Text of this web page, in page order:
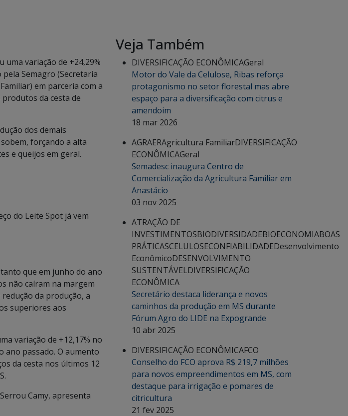
uma variação de +24,29%
Semagro (Secretaria
em parceria com a
produtos da cesta de
dos demais
forçando a alta
e queijos em geral.
do Leite Spot já vem
que em junho do ano
não caíram na margem
da produção, a
superiores aos
variação de +12,17% no
ano passado. O aumento
da cesta nos últimos 12
Camy, apresenta
Veja Também
DIVERSIFICAÇÃO ECONÔMICAGeral
Motor do Vale da Celulose, Ribas reforça
protagonismo no setor florestal mas abre
espaço para a diversificação com citrus e
amendoim
18 mar 2026
AGRAERAgricultura FamiliarDIVERSIFICAÇÃO
ECONÔMICAGeral
Semadesc inaugura Centro de
Comercialização da Agricultura Familiar em
Anastácio
03 nov 2025
ATRAÇÃO DE
INVESTIMENTOSBIODIVERSIDADEBIOECONOMIABOAS
PRÁTICASCELULOSECONFIABILIDADEDesenvolvimento
EconômicoDESENVOLVIMENTO
SUSTENTÁVELDIVERSIFICAÇÃO
ECONÔMICA
Secretário destaca liderança e novos
caminhos da produção em MS durante
Fórum Agro do LIDE na Expogrande
10 abr 2025
DIVERSIFICAÇÃO ECONÔMICAFCO
Conselho do FCO aprova R$ 219,7 milhões
para novos empreendimentos em MS, com
destaque para irrigação e pomares de
citricultura
21 fev 2025